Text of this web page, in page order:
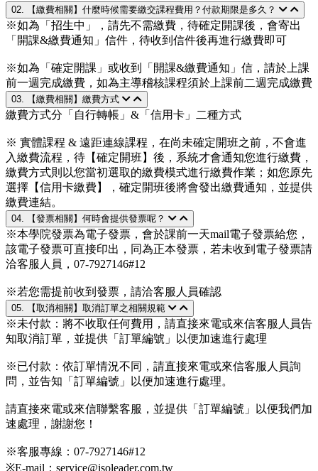
02. 【繳費相關】什麼時候需要繳交課程費用？付款期限是多久？
※如為「招生中」，請先不需繳費，待確定開課後，會寄出
「開課&繳費通知」信件，待收到信件後再進行繳費即可
※如為「確定開課」或收到「開課&繳費通知」信，請於上課
前一週完成繳費，如為主導稽核課程須於上課前二週完成繳費
03. 【繳費相關】繳費方式
繳費方式分「自行轉帳」&「信用卡」二種方式
※ 實體課程 & 遠距連線課程，在尚未確定開班之前，不會進
入繳費流程，待【確定開班】後，系統才會通知您進行繳費，
繳費方式則以您當初選取的繳費模式進行繳費作業；如您原先
選擇【信用卡繳費】，確定開班後將會發出繳費通知，並提供
繳費連結。
04. 【發票相關】何時會提供發票呢？
※本學院發票為電子發票，會於課前一天mail電子發票給您，
該電子發票可直接印出，同為正本發票，若未收到電子發票請
洽客服人員，07-7927146#12
※若您需提前收到發票，請洽客服人員確認
05. 【取消相關】取消訂單之相關規範
※未付款：將不收取任何費用，請直接來電或來信客服人員告
知取消訂單，並提供「訂單編號」以便加速進行處理
※已付款：依訂單情況不同，請直接來電或來信客服人員詢
問，並告知「訂單編號」以便加速進行處理。
請直接來電或來信聯繫客服，並提供「訂單編號」以便我們加
速處理，謝謝您！
※客服專線：07-7927146#12
※E-mail：service@isoleader.com.tw